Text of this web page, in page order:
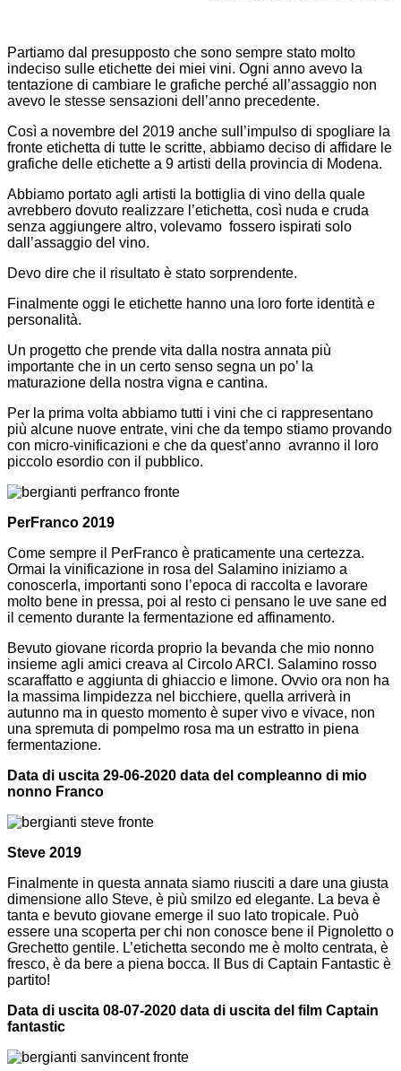
Partiamo dal presupposto che sono sempre stato molto
indeciso sulle etichette dei miei vini. Ogni anno avevo la
tentazione di cambiare le grafiche perché all’assaggio non
avevo le stesse sensazioni dell’anno precedente.
Così a novembre del 2019 anche sull’impulso di spogliare la
fronte etichetta di tutte le scritte, abbiamo deciso di affidare le
grafiche delle etichette a 9 artisti della provincia di Modena.
Abbiamo portato agli artisti la bottiglia di vino della quale
avrebbero dovuto realizzare l’etichetta, così nuda e cruda
senza aggiungere altro, volevamo fossero ispirati solo
dall’assaggio del vino.
Devo dire che il risultato è stato sorprendente.
Finalmente oggi le etichette hanno una loro forte identità e
personalità.
Un progetto che prende vita dalla nostra annata più
importante che in un certo senso segna un po’ la
maturazione della nostra vigna e cantina.
Per la prima volta abbiamo tutti i vini che ci rappresentano
più alcune nuove entrate, vini che da tempo stiamo provando
con micro-vinificazioni e che da quest’anno avranno il loro
piccolo esordio con il pubblico.
PerFranco 2019
Come sempre il PerFranco è praticamente una certezza.
Ormai la vinificazione in rosa del Salamino iniziamo a
conoscerla, importanti sono l’epoca di raccolta e lavorare
molto bene in pressa, poi al resto ci pensano le uve sane ed
il cemento durante la fermentazione ed affinamento.
Bevuto giovane ricorda proprio la bevanda che mio nonno
insieme agli amici creava al Circolo ARCI. Salamino rosso
scaraffatto e aggiunta di ghiaccio e limone. Ovvio ora non ha
la massima limpidezza nel bicchiere, quella arriverà in
autunno ma in questo momento è super vivo e vivace, non
una spremuta di pompelmo rosa ma un estratto in piena
fermentazione.
Data di uscita 29-06-2020 data del compleanno di mio
nonno Franco
Steve 2019
Finalmente in questa annata siamo riusciti a dare una giusta
dimensione allo Steve, è più smilzo ed elegante. La beva è
tanta e bevuto giovane emerge il suo lato tropicale. Può
essere una scoperta per chi non conosce bene il Pignoletto o
Grechetto gentile. L’etichetta secondo me è molto centrata, è
fresco, è da bere a piena bocca. Il Bus di Captain Fantastic è
partito!
Data di uscita 08-07-2020 data di uscita del film Captain
fantastic